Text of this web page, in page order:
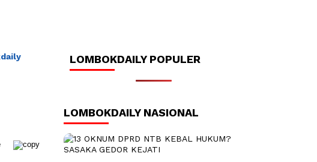
LOMBOKDAILY POPULER
LOMBOKDAILY NASIONAL